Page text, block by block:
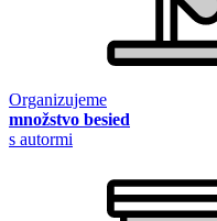
Organizujeme
množstvo besied
s autormi